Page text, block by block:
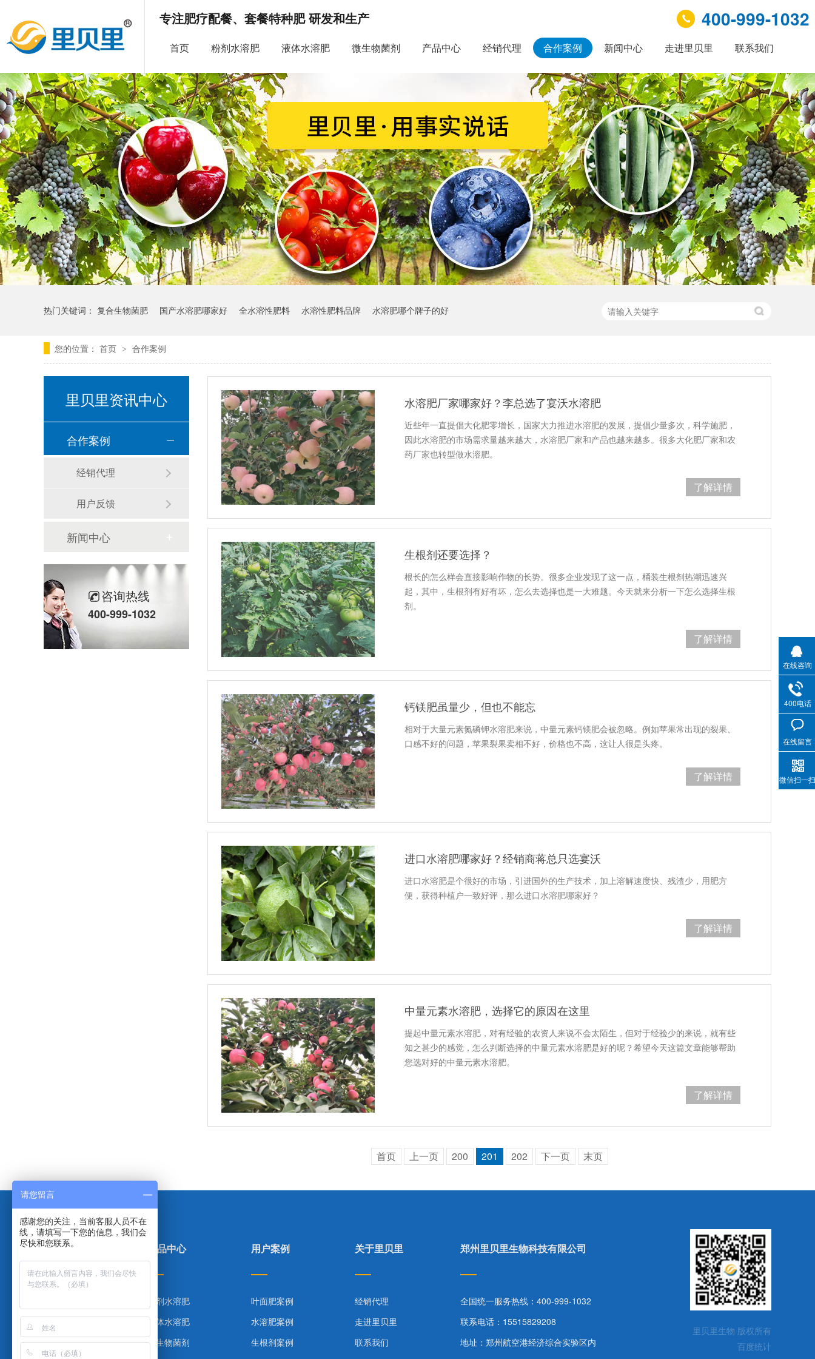
专注肥疗配餐、套餐特种肥 研发和生产 400-999-1032
首页 粉剂水溶肥 液体水溶肥 微生物菌剂 产品中心 经销代理 合作案例 新闻中心 走进里贝里 联系我们
热门关键词： 复合生物菌肥 国产水溶肥哪家好 全水溶性肥料 水溶性肥料品牌 水溶肥哪个牌子的好
您的位置： 首页 > 合作案例
水溶肥厂家哪家好？李总选了宴沃水溶肥
近些年一直提倡大化肥零增长，国家大力推进水溶肥的发展，提倡少量多次，科学施肥，
因此水溶肥的市场需求量越来越大，水溶肥厂家和产品也越来越多。很多大化肥厂家和农
药厂家也转型做水溶肥。
了解详情
生根剂还要选择？
根长的怎么样会直接影响作物的长势。很多企业发现了这一点，桶装生根剂热潮迅速兴
起，其中，生根剂有好有坏，怎么去选择也是一大难题。今天就来分析一下怎么选择生根
剂。
了解详情
钙镁肥虽量少，但也不能忘
相对于大量元素氮磷钾水溶肥来说，中量元素钙镁肥会被忽略。例如苹果常出现的裂果、
口感不好的问题，苹果裂果卖相不好，价格也不高，这让人很是头疼。
了解详情
进口水溶肥哪家好？经销商蒋总只选宴沃
进口水溶肥是个很好的市场，引进国外的生产技术，加上溶解速度快、残渣少，用肥方
便，获得种植户一致好评，那么进口水溶肥哪家好？
了解详情
中量元素水溶肥，选择它的原因在这里
提起中量元素水溶肥，对有经验的农资人来说不会太陌生，但对于经验少的来说，就有些
知之甚少的感觉，怎么判断选择的中量元素水溶肥是好的呢？希望今天这篇文章能够帮助
您选对好的中量元素水溶肥。
了解详情
首页 上一页 200 201 202 下一页 末页
里贝里资讯中心
合作案例
经销代理
用户反馈
新闻中心
咨询热线
400-999-1032
里贝里首页
合作案例
技术指导
产品中心
粉剂水溶肥
液体水溶肥
微生物菌剂
用户案例
叶面肥案例
水溶肥案例
生根剂案例
关于里贝里
经销代理
走进里贝里
联系我们
郑州里贝里生物科技有限公司
全国统一服务热线：400-999-1032
联系电话：15515829208
地址：郑州航空港经济综合实验区内
里贝里生物 版权所有
百度统计
在线咨询
400电话
在线留言
微信扫一扫
请您留言
感谢您的关注，当前客服人员不在
线，请填写一下您的信息，我们会
尽快和您联系。